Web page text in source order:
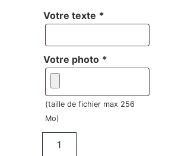
Votre texte *
Votre photo *
(taille de fichier max 256
Mo)